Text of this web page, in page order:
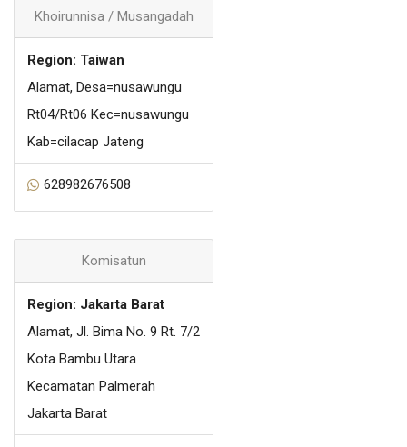
Khoirunnisa / Musangadah
Region: Taiwan
Alamat, Desa=nusawungu
Rt04/Rt06 Kec=nusawungu
Kab=cilacap Jateng
628982676508
Komisatun
Region: Jakarta Barat
Alamat, Jl. Bima No. 9 Rt. 7/2
Kota Bambu Utara
Kecamatan Palmerah
Jakarta Barat